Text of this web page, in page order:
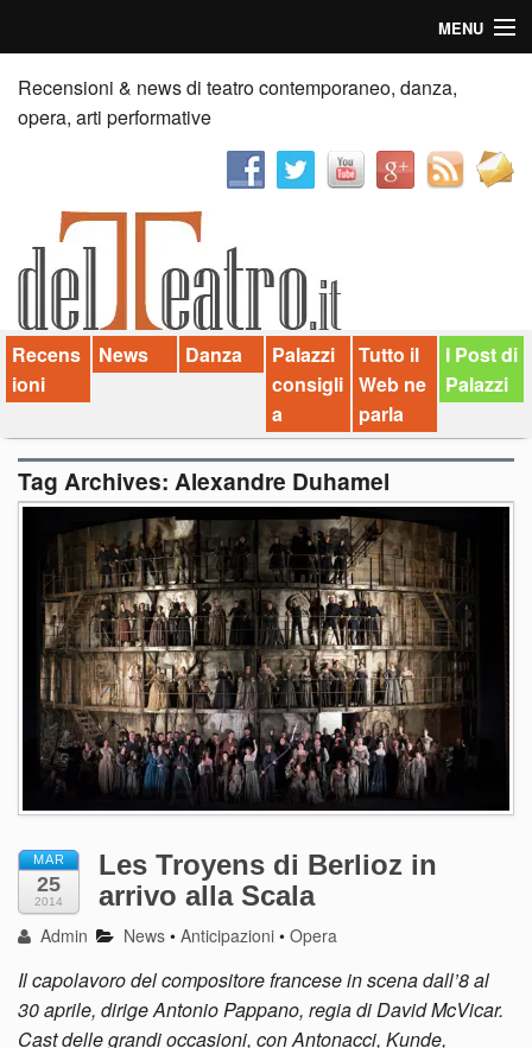
MENU
Home
Recensioni
News
Palazzi consiglia
Video
Chi siamo
Contatti
dT in English
Recensioni & news di teatro contemporaneo, danza,
opera, arti performative
Recens
ioni
News Danza
Palazzi
consigli
a
Tutto il
Web ne
parla
I Post di
Palazzi
Tag Archives: Alexandre Duhamel
MAR
25
2014
Les Troyens di Berlioz in
arrivo alla Scala
Admin News •Anticipazioni •Opera
Il capolavoro del compositore francese in scena dall’8 al
30 aprile, dirige Antonio Pappano, regia di David McVicar.
Cast delle grandi occasioni, con Antonacci, Kunde,